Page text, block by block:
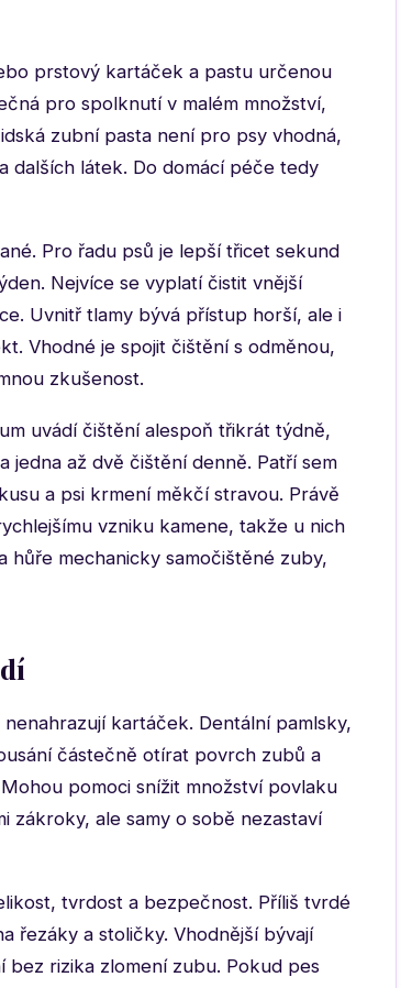
prstový kartáček a pastu určenou
pro spolknutí v malém množství,
zubní pasta není pro psy vhodná,
dalších látek. Do domácí péče tedy
Pro řadu psů je lepší třicet sekund
Nejvíce se vyplatí čistit vnější
Uvnitř tlamy bývá přístup horší, ale i
Vhodné je spojit čištění s odměnou,
zkušenost.
uvádí čištění alespoň třikrát týdně,
jedna až dvě čištění denně. Patří sem
a psi krmení měkčí stravou. Právě
vzniku kamene, takže u nich
hůře mechanicky samočištěné zuby,
kartáček. Dentální pamlsky,
částečně otírat povrch zubů a
pomoci snížit množství povlaku
zákroky, ale samy o sobě nezastaví
tvrdost a bezpečnost. Příliš tvrdé
řezáky a stoličky. Vhodnější bývají
rizika zlomení zubu. Pokud pes